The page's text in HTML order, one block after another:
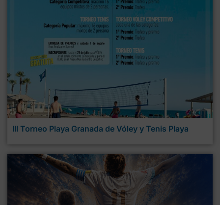
III Torneo Playa Granada de Vóley y Tenis Playa